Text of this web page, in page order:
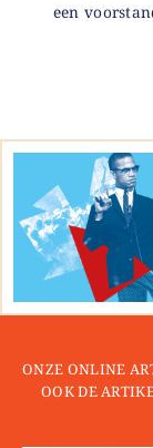
een
ONZE ONLINE
OOK DE